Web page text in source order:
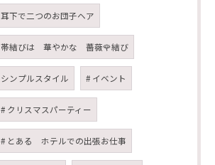
耳下で二つのお団子ヘア
帯結びは 華やかな 薔薇🌹結び
シンプルスタイル # イベント
# クリスマスパーティー
# とある ホテルでの出張お仕事